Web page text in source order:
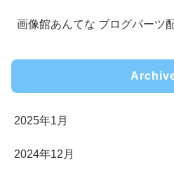
画像館あんてな ブログパーツ
2025年1月
2024年12月